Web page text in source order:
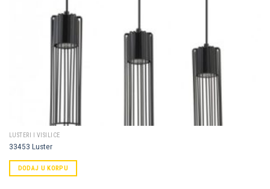
LUSTERI I VISILICE
33453 Luster
DODAJ U KORPU